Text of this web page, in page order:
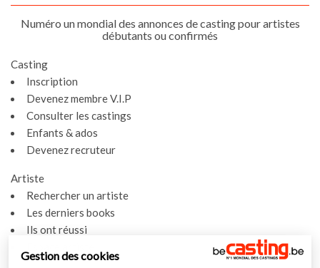
Numéro un mondial des annonces de casting pour artistes
débutants ou confirmés
Casting
Inscription
Devenez membre V.I.P
Consulter les castings
Enfants & ados
Devenez recruteur
Artiste
Rechercher un artiste
Les derniers books
Ils ont réussi
Gestion des cookies